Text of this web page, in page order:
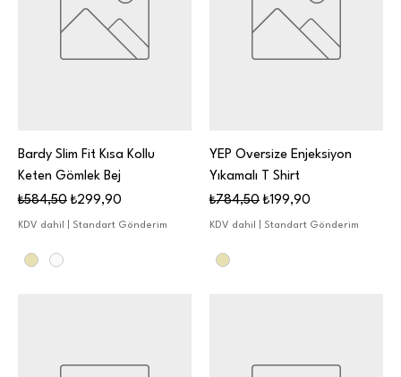
Bardy Slim Fit Kısa Kollu
Keten Gömlek Bej
Normal Fiyat
₺584,50 İndirimli Fiyat
₺299,90
KDV dahil Standart Gönderim
YEP Oversize Enjeksiyon
Yıkamalı T Shirt
Normal Fiyat
₺784,50 İndirimli Fiyat
₺199,90
KDV dahil Standart Gönderim